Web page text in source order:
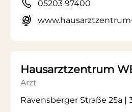
05203 97400
Hausarztzentrum
Arzt
Ravensberger Straße 25a |